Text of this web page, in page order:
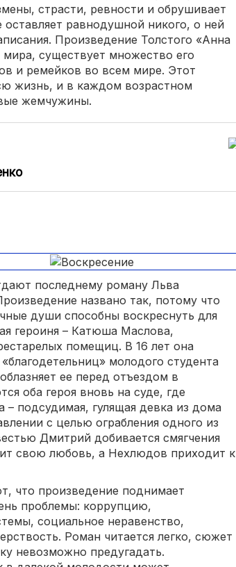
страсти, ревности и обрушивает
равнодушной никого, о ней
Произведение Толстого «Анна
мира, существует множество его
и ремейков во всем мире. Этот
жизнь, и в каждом возрастном
жемчужины.
последнему роману Льва
названо так, потому что
души способны воскреснуть для
героиня – Катюша Маслова,
помещиц. В 16 лет она
молодого студента
ее перед отъездом в
оба героя вновь на суде, где
подсудимая, гулящая девка из дома
с целью ограбления одного из
Дмитрий добивается смягчения
свою любовь, а Нехлюдов приходит к
что произведение поднимает
проблемы: коррупцию,
социальное неравенство,
Роман читается легко, сюжет
невозможно предугадать.